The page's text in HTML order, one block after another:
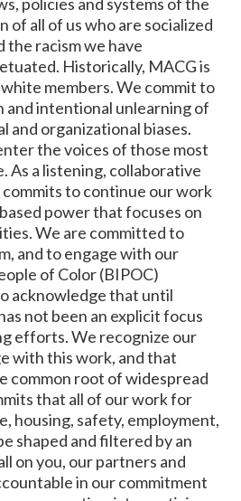
of all of us who are socialized
the racism we have
Historically, MACG is
members. We commit to
and intentional unlearning of
and organizational biases.
the voices of those most
As a listening, collaborative
to continue our work
power that focuses on
We are committed to
and to engage with our
of Color (BIPOC)
acknowledge that until
not been an explicit focus
efforts. We recognize our
with this work, and that
common root of widespread
that all of our work for
housing, safety, employment,
shaped and filtered by an
on you, our partners and
in our commitment